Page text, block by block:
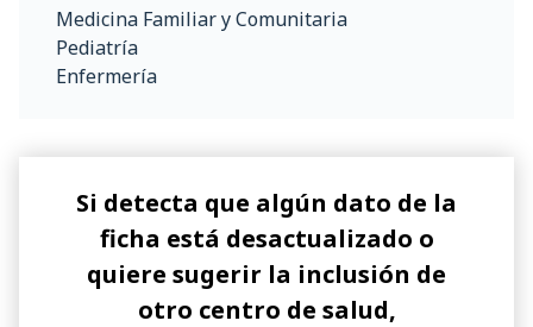
Medicina Familiar y Comunitaria
Pediatría
Enfermería
Si detecta que algún dato de la
ficha está desactualizado o
quiere sugerir la inclusión de
otro centro de salud,